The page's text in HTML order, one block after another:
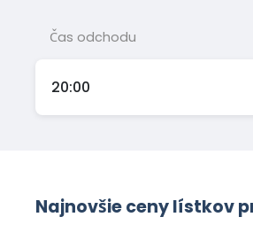
Čas odchodu
20:00
Najnovšie ceny lístkov